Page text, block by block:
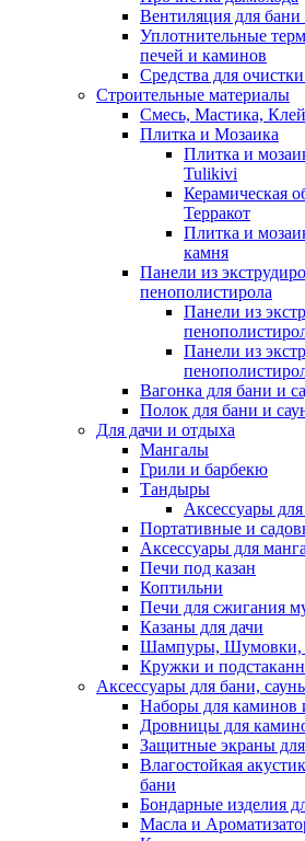
Вентиляция для
Уплотнительные
печей и каминов
Средства для
Строительные материалы
Смесь, Мастика, Клей
Плитка и Мозаика
Плитка и
Tulikivi
Керамическая
Терракот
Плитка и
камня
Панели из
пенополистирола
Панели из
Панели из
Вагонка для бани и
Полок для бани и
Для дачи и отдыха
Мангалы
Грили и барбекю
Тандыры
Аксессуары
Портативные и
Аксессуары для
Печи под казан
Коптильни
Печи для сжигания
Казаны для дачи
Шампуры, Шумовки,
Кружки и
Аксессуары для бани,
Наборы для каминов
Дровницы для
Защитные экраны
Влагостойкая
бани
Бондарные изделия
Масла и